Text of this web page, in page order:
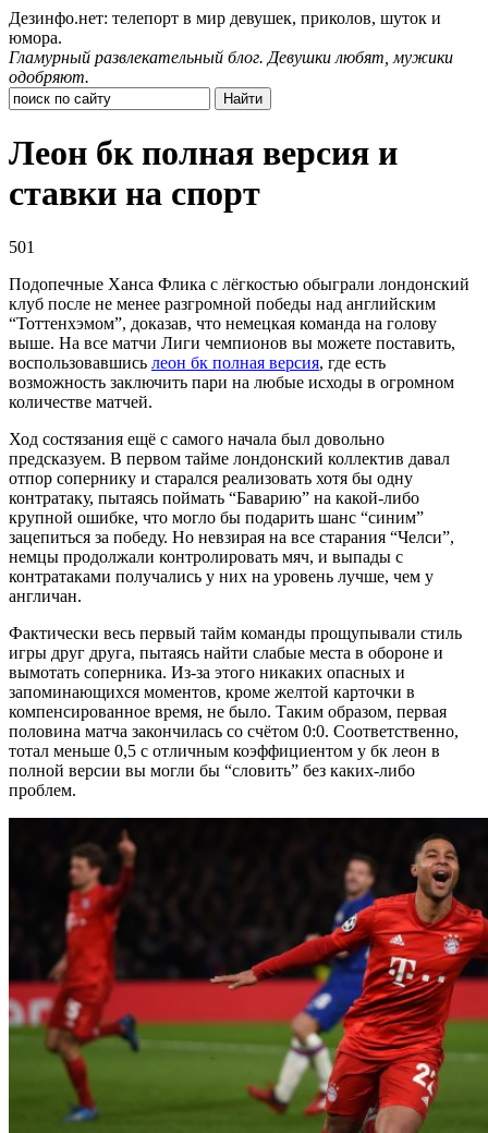
Дезинфо.нет: телепорт в мир девушек, приколов, шуток и
юмора.
Гламурный развлекательный блог. Девушки любят, мужики
одобряют.
Леон бк полная версия и
ставки на спорт
501
Подопечные Ханса Флика с лёгкостью обыграли лондонский
клуб после не менее разгромной победы над английским
“Тоттенхэмом”, доказав, что немецкая команда на голову
выше. На все матчи Лиги чемпионов вы можете поставить,
воспользовавшись леон бк полная версия, где есть
возможность заключить пари на любые исходы в огромном
количестве матчей.
Ход состязания ещё с самого начала был довольно
предсказуем. В первом тайме лондонский коллектив давал
отпор сопернику и старался реализовать хотя бы одну
контратаку, пытаясь поймать “Баварию” на какой-либо
крупной ошибке, что могло бы подарить шанс “синим”
зацепиться за победу. Но невзирая на все старания “Челси”,
немцы продолжали контролировать мяч, и выпады с
контратаками получались у них на уровень лучше, чем у
англичан.
Фактически весь первый тайм команды прощупывали стиль
игры друг друга, пытаясь найти слабые места в обороне и
вымотать соперника. Из-за этого никаких опасных и
запоминающихся моментов, кроме желтой карточки в
компенсированное время, не было. Таким образом, первая
половина матча закончилась со счётом 0:0. Соответственно,
тотал меньше 0,5 с отличным коэффициентом у бк леон в
полной версии вы могли бы “словить” без каких-либо
проблем.